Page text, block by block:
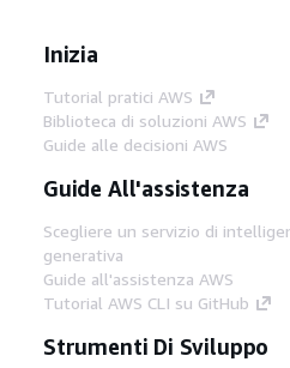
Inizia
Tutorial pratici AWS
Biblioteca di soluzioni AWS
Guide alle decisioni AWS
Guide All'assistenza
Scegliere un servizio di
generativa
Guide all'assistenza AWS
Tutorial AWS CLI su GitHub
Strumenti Di Sviluppo